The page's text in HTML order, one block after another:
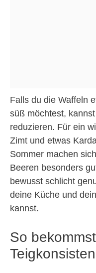
Falls du die Waffeln
süß möchtest,
reduzieren. Für ein
Zimt und etwas
Sommer machen
Beeren besonders
bewusst schlicht
deine Küche und
kannst.
So